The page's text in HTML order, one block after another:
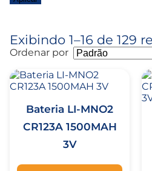
Exibindo 1–16 de 129
Ordenar por
Bateria LI-MNO2
CR123A 1500MAH
3V